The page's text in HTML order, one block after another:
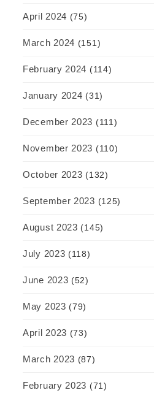
April 2024 (75)
March 2024 (151)
February 2024 (114)
January 2024 (31)
December 2023 (111)
November 2023 (110)
October 2023 (132)
September 2023 (125)
August 2023 (145)
July 2023 (118)
June 2023 (52)
May 2023 (79)
April 2023 (73)
March 2023 (87)
February 2023 (71)